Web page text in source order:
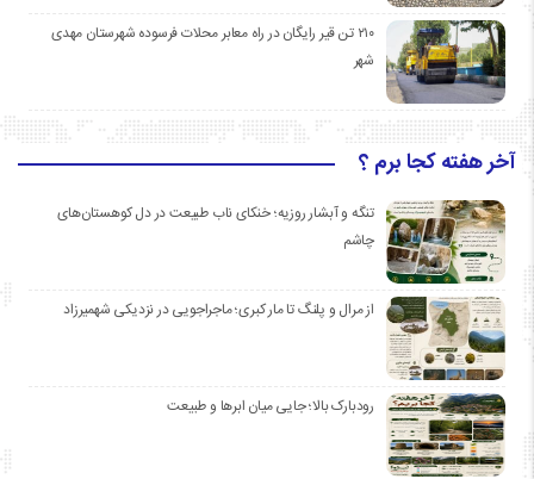
۲۱۰ تن قیر رایگان در راه معابر محلات فرسوده شهرستان مهدی
شهر
آخر هفته کجا برم ؟
تنگه و آبشار روزیه؛ خنکای ناب طبیعت در دل کوهستان‌های
چاشم
از مرال و پلنگ تا مار کبری؛ ماجراجویی در نزدیکی شهمیرزاد
رودبارک بالا؛ جایی میان ابرها و طبیعت